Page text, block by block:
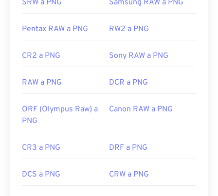
Desarrollado por: PNG Development Group
Enlaces útiles:
Herramientas PNG relacionadas:
Utilice nuestro
SRW a PNG Samsung RAW a PNG
Pentax RAW a PNG RW2 a PNG
CR2 a PNG Sony RAW a PNG
RAW a PNG DCR a PNG
ORF (Olympus Raw) a
PNG
Canon RAW a PNG
CR3 a PNG DRF a PNG
DCS a PNG CRW a PNG